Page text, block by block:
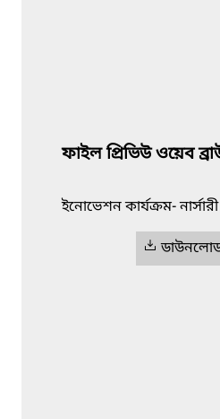
ফাইল প্রিভিউ ওয়েব
ইনোভেশন কার্যক্রম-